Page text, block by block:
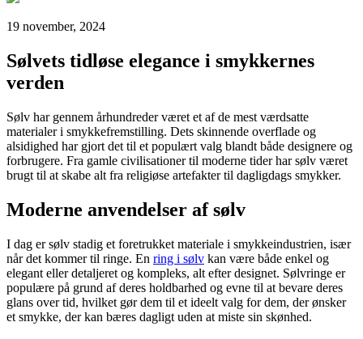
19 november, 2024
Sølvets tidløse elegance i smykkernes
verden
Sølv har gennem århundreder været et af de mest værdsatte
materialer i smykkefremstilling. Dets skinnende overflade og
alsidighed har gjort det til et populært valg blandt både designere og
forbrugere. Fra gamle civilisationer til moderne tider har sølv været
brugt til at skabe alt fra religiøse artefakter til dagligdags smykker.
Moderne anvendelser af sølv
I dag er sølv stadig et foretrukket materiale i smykkeindustrien, især
når det kommer til ringe. En ring i sølv kan være både enkel og
elegant eller detaljeret og kompleks, alt efter designet. Sølvringe er
populære på grund af deres holdbarhed og evne til at bevare deres
glans over tid, hvilket gør dem til et ideelt valg for dem, der ønsker
et smykke, der kan bæres dagligt uden at miste sin skønhed.